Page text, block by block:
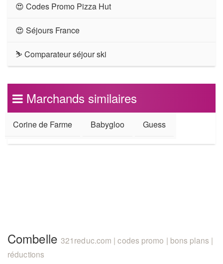
😍 Codes Promo Pizza Hut
😍 Séjours France
⛷ Comparateur séjour ski
Marchands similaires
Corine de Farme Babygloo Guess
Combelle 321reduc.com | codes promo | bons plans |
réductions